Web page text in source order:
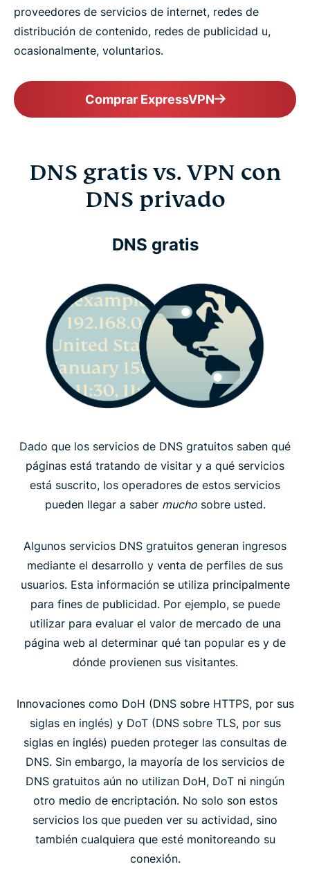
proveedores de servicios de internet, redes de
distribución de contenido, redes de publicidad u,
ocasionalmente, voluntarios.
Comprar ExpressVPN
DNS gratis vs. VPN con
DNS privado
DNS gratis
Dado que los servicios de DNS gratuitos saben qué
páginas está tratando de visitar y a qué servicios
está suscrito, los operadores de estos servicios
pueden llegar a saber muchosobre usted.
Algunos servicios DNS gratuitos generan ingresos
mediante el desarrollo y venta de perfiles de sus
usuarios. Esta información se utiliza principalmente
para fines de publicidad. Por ejemplo, se puede
utilizar para evaluar el valor de mercado de una
página web al determinar qué tan popular es y de
dónde provienen sus visitantes.
Innovaciones como DoH (DNS sobre HTTPS, por sus
siglas en inglés) y DoT (DNS sobre TLS, por sus
siglas en inglés) pueden proteger las consultas de
DNS. Sin embargo, la mayoría de los servicios de
DNS gratuitos aún no utilizan DoH, DoT ni ningún
otro medio de encriptación. No solo son estos
servicios los que pueden ver su actividad, sino
también cualquiera que esté monitoreando su
conexión.